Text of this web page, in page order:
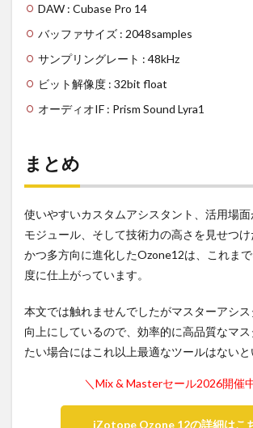
DAW : Cubase Pro 14
バッファサイズ : 2048samples
サンプリングレート : 48kHz
ビット解像度 : 32bit float
オーディオIF : Prism Sound Lyra1
まとめ
使いやすいカスタムアシスタント、活用場
モジュール、そして技術力の高さを見せつ
かつ多方向に進化したOzone12は、これま
度に仕上がっています。
本文では触れませんでしたがマスターアシ
向上にしているので、効率的に高品質なマ
たい場合にはこれ以上最適なツールはないと
＼Mix & Masterセール2026開催
iZotope Ozone 12の詳細はこ